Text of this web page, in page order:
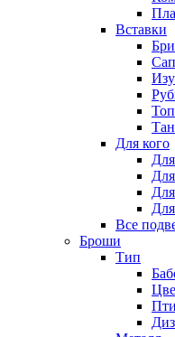
Вставки
Для кого
Все
Броши
Тип